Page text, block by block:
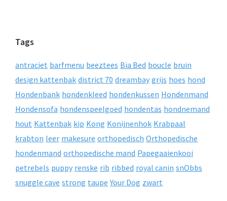
Tags
antraciet barfmenu beeztees Bia Bed boucle bruin
design kattenbak district 70 dreambay grijs hoes hond
Hondenbank hondenkleed hondenkussen Hondenmand
Hondensofa hondenspeelgoed hondentas hondnemand
hout Kattenbak kip Kong Konijnenhok Krabpaal
krabton leer makesure orthopedisch Orthopedische
hondenmand orthopedische mand Papegaaienkooi
petrebels puppy renske rib ribbed royal canin snObbs
snuggle cave strong taupe Your Dog zwart